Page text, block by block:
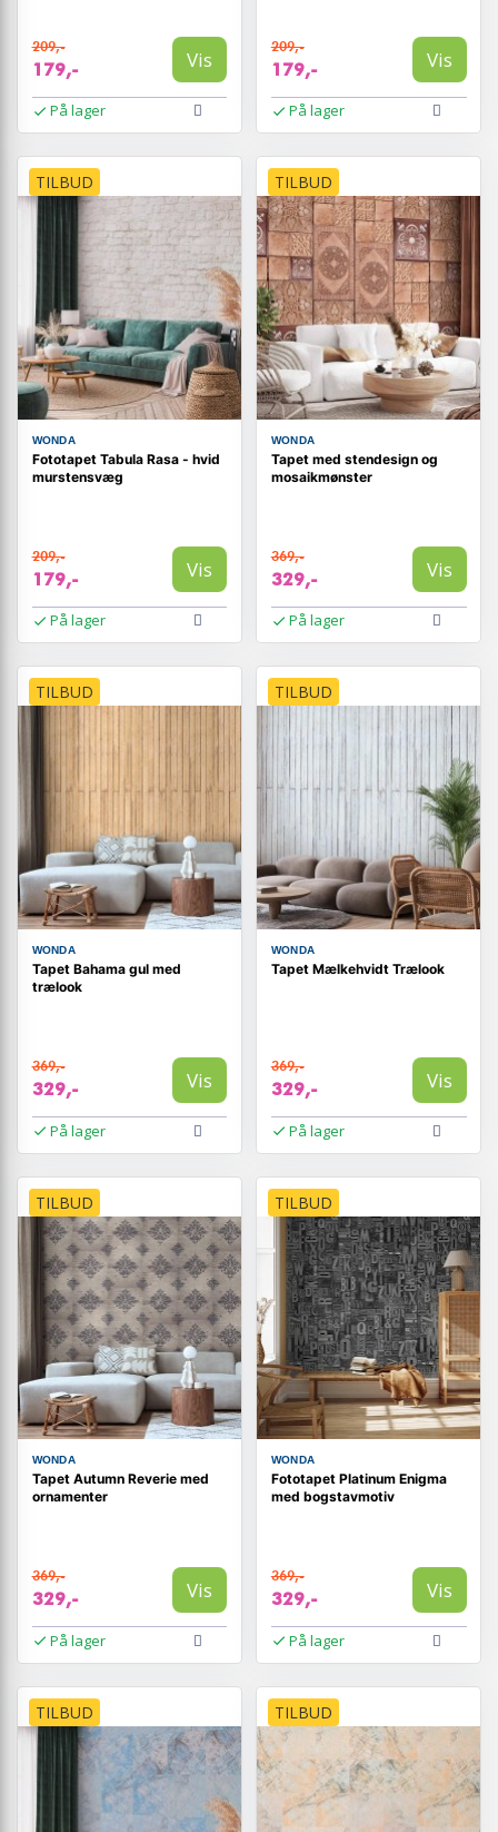
209,-
179,- Vis
På lager
209,-
179,- Vis
På lager
TILBUD
WONDA
Fototapet Tabula Rasa - hvid
murstensvæg
209,-
179,- Vis
På lager
TILBUD
WONDA
Tapet med stendesign og
mosaikmønster
369,-
329,- Vis
På lager
TILBUD
WONDA
Tapet Bahama gul med
trælook
369,-
329,- Vis
På lager
TILBUD
WONDA
Tapet Mælkehvidt Trælook
369,-
329,- Vis
På lager
TILBUD
WONDA
Tapet Autumn Reverie med
ornamenter
369,-
329,- Vis
På lager
TILBUD
WONDA
Fototapet Platinum Enigma
med bogstavmotiv
369,-
329,- Vis
På lager
TILBUD TILBUD